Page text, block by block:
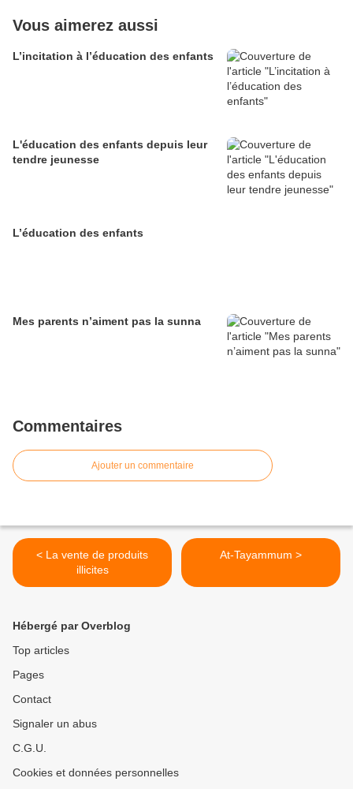
Vous aimerez aussi
L’incitation à l’éducation des enfants
L'éducation des enfants depuis leur
tendre jeunesse
L’éducation des enfants
Mes parents n’aiment pas la sunna
Commentaires
Ajouter un commentaire
< La vente de produits
illicites
At-Tayammum >
Hébergé par Overblog
Top articles
Pages
Contact
Signaler un abus
C.G.U.
Cookies et données personnelles